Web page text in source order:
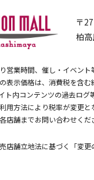
〒
柏
営業時間、催し・イベン
表示価格は、消費税を含む
ト内コンテンツの過去ロ
用方法により税率が変更と
店舗までお問い合わせくだ
店舗立地法に基づく「変更